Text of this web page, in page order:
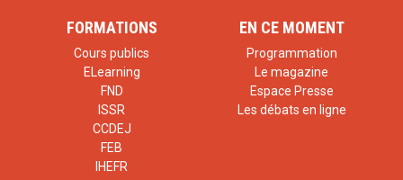
FORMATIONS
Cours publics
ELearning
FND
ISSR
CCDEJ
FEB
IHEFR
EN CE MOMENT
Programmation
Le magazine
Espace Presse
Les débats en ligne